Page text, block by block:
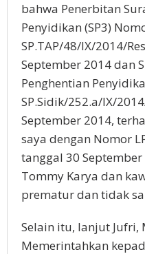
bahwa Penerbitan
Penyidikan (SP3)
SP.TAP/48/IX/2014/
September 2014 dan
Penghentian
SP.Sidik/252.a/IX/
September 2014,
saya dengan Nomor
tanggal 30
Tommy Karya dan
prematur dan tidak
Selain itu, lanjut Jufri,
Memerintahkan